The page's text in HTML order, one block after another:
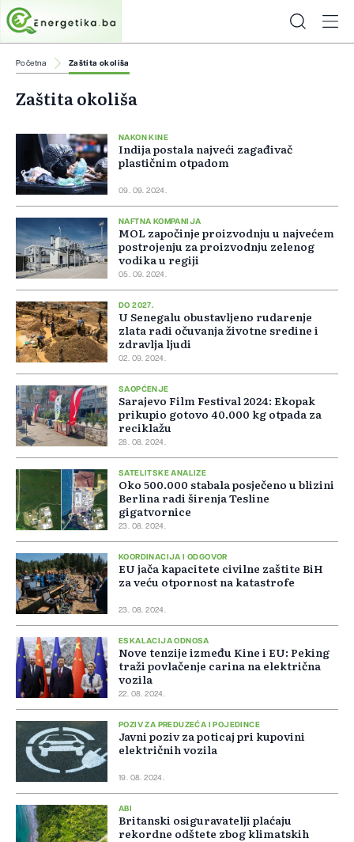
Početna Zaštita okoliša
Zaštita okoliša
NAKON KINE
Indija postala najveći zagađivač
plastičnim otpadom
09. 09. 2024.
NAFTNA KOMPANIJA
MOL započinje proizvodnju u najvećem
postrojenju za proizvodnju zelenog
vodika u regiji
05. 09. 2024.
DO 2027.
U Senegalu obustavljeno rudarenje
zlata radi očuvanja životne sredine i
zdravlja ljudi
02. 09. 2024.
SAOPĆENJE
Sarajevo Film Festival 2024: Ekopak
prikupio gotovo 40.000 kg otpada za
reciklažu
28. 08. 2024.
SATELITSKE ANALIZE
Oko 500.000 stabala posječeno u blizini
Berlina radi širenja Tesline
gigatvornice
23. 08. 2024.
KOORDINACIJA I ODGOVOR
EU jača kapacitete civilne zaštite BiH
za veću otpornost na katastrofe
23. 08. 2024.
ESKALACIJA ODNOSA
Nove tenzije između Kine i EU: Peking
traži povlačenje carina na električna
vozila
22. 08. 2024.
POZIV ZA PREDUZEĆA I POJEDINCE
Javni poziv za poticaj pri kupovini
električnih vozila
19. 08. 2024.
ABI
Britanski osiguravatelji plaćaju
rekordne odštete zbog klimatskih